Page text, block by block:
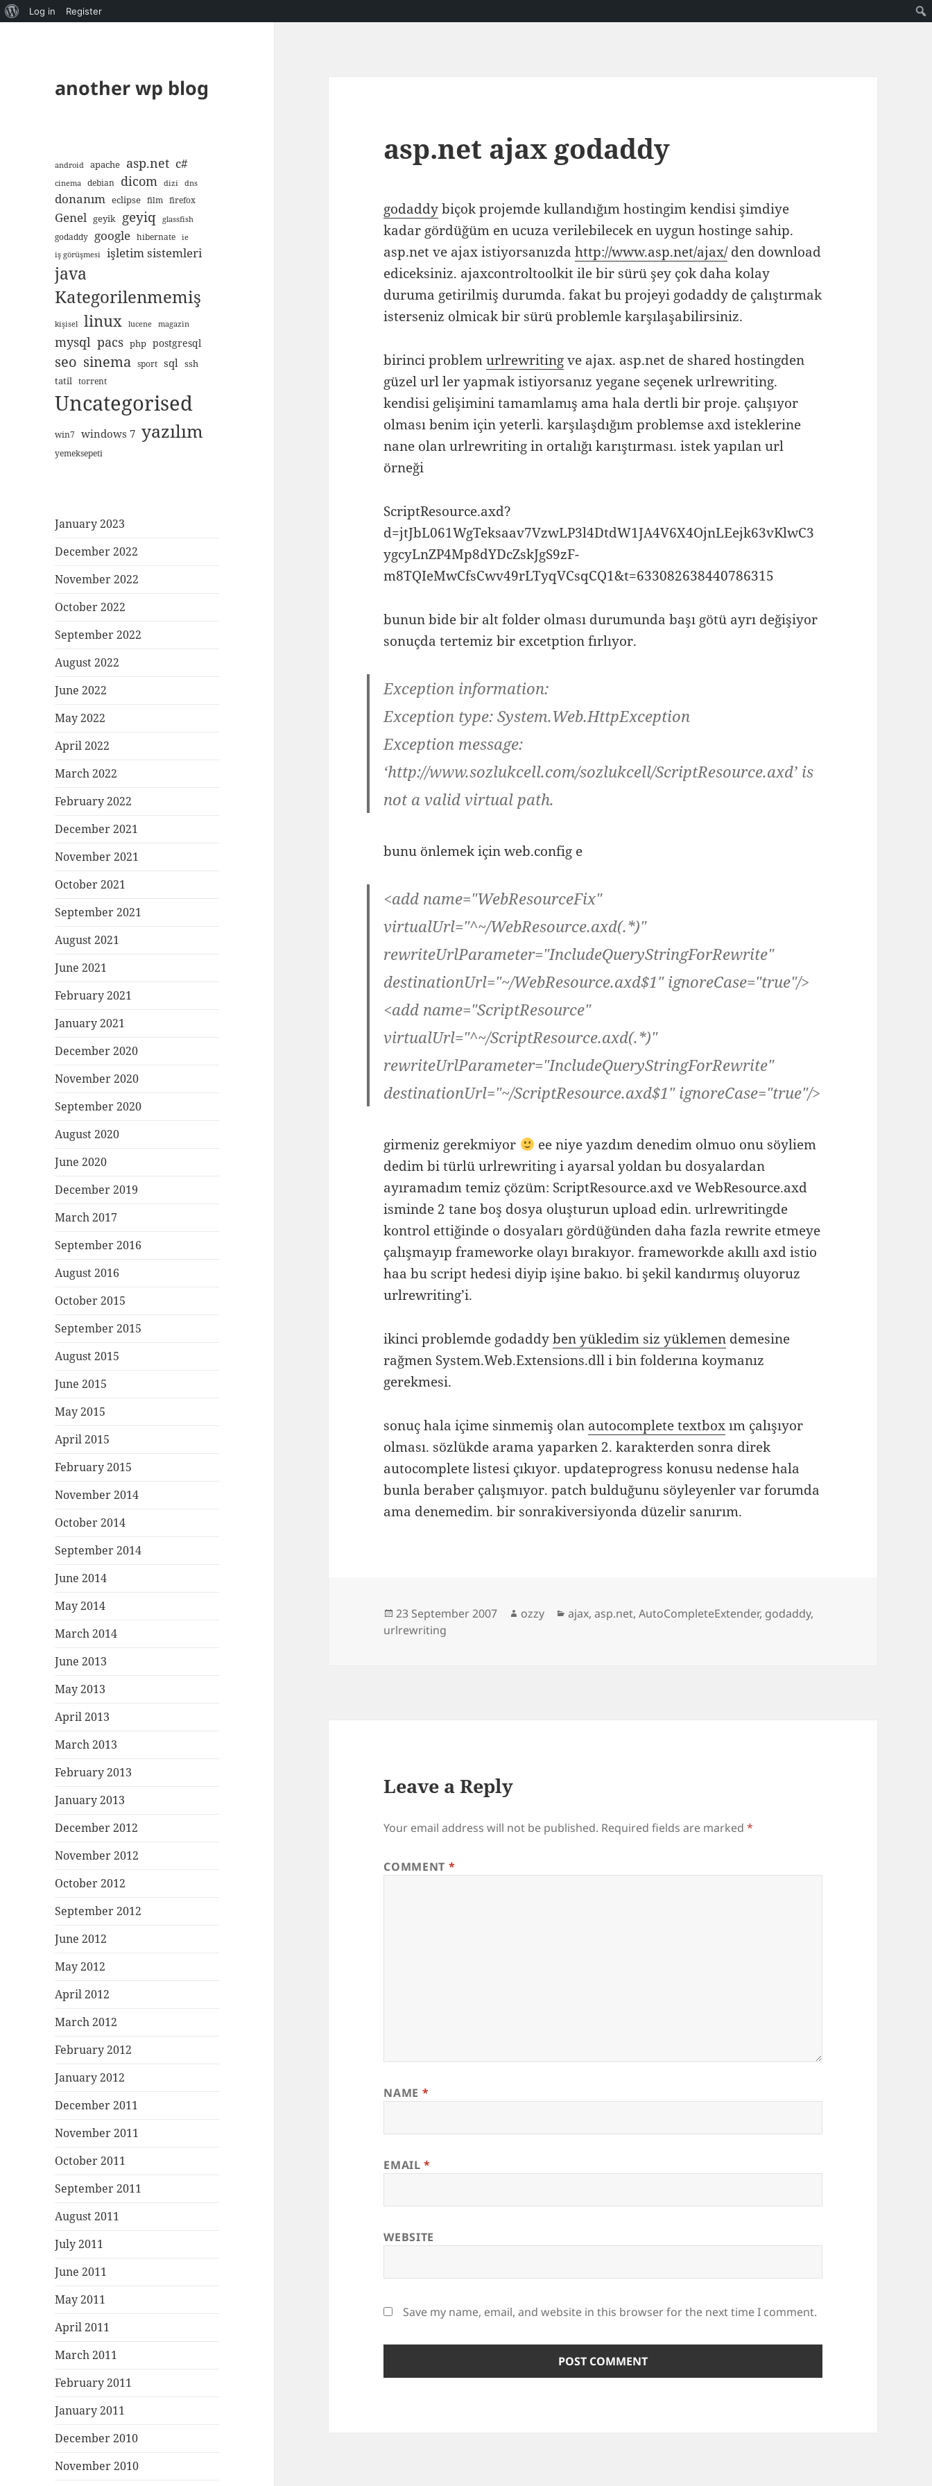
About
Log in Register
another wp blog
android apache asp.net c#
cinema debian dicom dizi dns
donanım eclipse film firefox
Genel geyik geyiq glassfish
godaddy google hibernate
ie
iş görüşmesi
işletim sistemleri
java
Kategorilenmemiş
kişisel linux lucene magazin
mysql pacs php postgresql
seo sinema sport sql ssh
tatil torrent
Uncategorised
win7 windows 7 yazılım
yemeksepeti
January 2023
December 2022
November 2022
October 2022
September 2022
August 2022
June 2022
May 2022
April 2022
March 2022
February 2022
December 2021
November 2021
October 2021
September 2021
August 2021
June 2021
February 2021
January 2021
December 2020
November 2020
September 2020
August 2020
June 2020
December 2019
March 2017
September 2016
August 2016
October 2015
September 2015
August 2015
June 2015
May 2015
April 2015
February 2015
November 2014
October 2014
September 2014
June 2014
May 2014
March 2014
June 2013
May 2013
April 2013
March 2013
February 2013
January 2013
December 2012
November 2012
October 2012
September 2012
June 2012
May 2012
April 2012
March 2012
February 2012
January 2012
December 2011
November 2011
October 2011
September 2011
August 2011
July 2011
June 2011
May 2011
April 2011
March 2011
February 2011
January 2011
December 2010
November 2010
asp.net ajax godaddy
godaddybiçok projemde kullandığım hostingim kendisi şimdiye
kadar gördüğüm en ucuza verilebilecek en uygun hostinge sahip.
asp.net ve ajax istiyorsanızdahttp://www.asp.net/ajax/den download
ediceksiniz. ajaxcontroltoolkit ile bir sürü şey çok daha kolay
duruma getirilmiş durumda. fakat bu projeyi godaddy de çalıştırmak
isterseniz olmicak bir sürü problemle karşılaşabilirsiniz.
birinci problemurlrewritingve ajax. asp.net de shared hostingden
güzel url ler yapmak istiyorsanız yegane seçenek urlrewriting.
kendisi gelişimini tamamlamış ama hala dertli bir proje. çalışıyor
olması benim için yeterli. karşılaşdığım problemse axd isteklerine
nane olan urlrewriting in ortalığı karıştırması. istek yapılan url
örneği
ScriptResource.axd?
d=jtJbL061WgTeksaav7VzwLP3l4DtdW1JA4V6X4OjnLEejk63vKlwC3
ygcyLnZP4Mp8dYDcZskJgS9zF-
m8TQIeMwCfsCwv49rLTyqVCsqCQ1&t=633082638440786315
bunun bide bir alt folder olması durumunda başı götü ayrı değişiyor
sonuçda tertemiz bir excetption fırlıyor.
Exception information:
Exception type: System.Web.HttpException
Exception message:
‘http://www.sozlukcell.com/sozlukcell/ScriptResource.axd’ is
not a valid virtual path.
bunu önlemek için web.config e
<add name="WebResourceFix"
virtualUrl="^~/WebResource.axd(.*)"
rewriteUrlParameter="IncludeQueryStringForRewrite"
destinationUrl="~/WebResource.axd$1" ignoreCase="true"/>
<add name="ScriptResource"
virtualUrl="^~/ScriptResource.axd(.*)"
rewriteUrlParameter="IncludeQueryStringForRewrite"
destinationUrl="~/ScriptResource.axd$1" ignoreCase="true"/>
girmeniz gerekmiyor
ee niye yazdım denedim olmuo onu söyliem
dedim bi türlü urlrewriting i ayarsal yoldan bu dosyalardan
ayıramadım temiz çözüm: ScriptResource.axd ve WebResource.axd
isminde 2 tane boş dosya oluşturun upload edin. urlrewritingde
kontrol ettiğinde o dosyaları gördüğünden daha fazla rewrite etmeye
çalışmayıp frameworke olayı bırakıyor. frameworkde akıllı axd istio
haa bu script hedesi diyip işine bakıo. bi şekil kandırmış oluyoruz
urlrewriting’i.
ikinci problemde godaddyben yükledim siz yüklemen demesine
rağmen System.Web.Extensions.dll i bin folderına koymanız
gerekmesi.
sonuç hala içime sinmemiş olan autocomplete textboxım çalışıyor
olması. sözlükde arama yaparken 2. karakterden sonra direk
autocomplete listesi çıkıyor. updateprogress konusu nedense hala
bunla beraber çalışmıyor. patch bulduğunu söyleyenler var forumda
ama denemedim. bir sonrakiversiyonda düzelir sanırım.
Posted
on
23 September 2007 Author
ozzy Categories
ajax,asp.net,AutoCompleteExtender, godaddy,
urlrewriting
Leave a Reply
Your email address will not be published. Required fields are marked*
COMMENT *
NAME *
EMAIL*
WEBSITE
Save my name, email, and website in this browser for the next time I comment.